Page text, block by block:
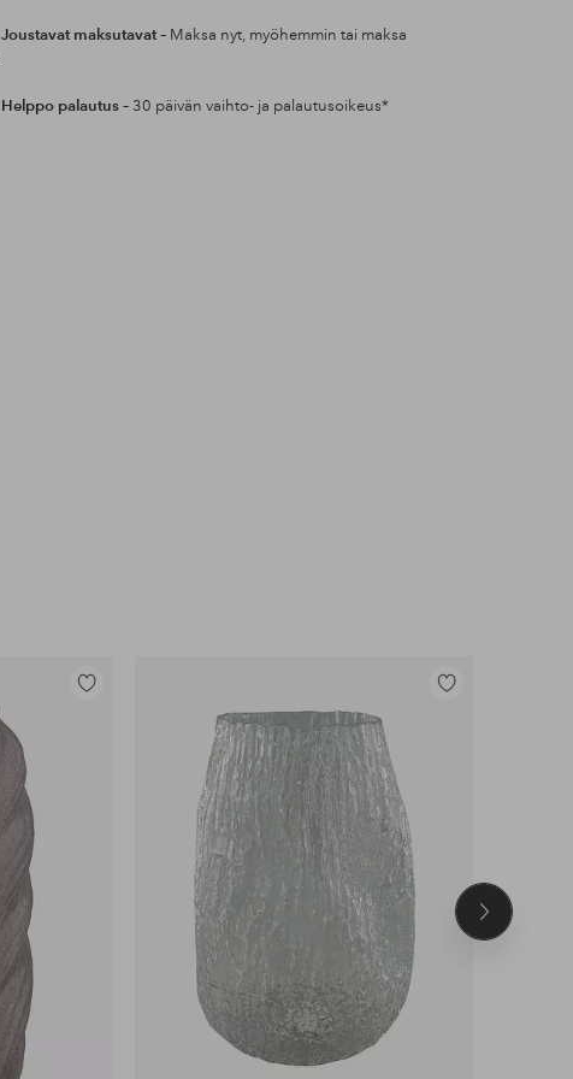
Joustavat maksutavat– Maksa nyt, myöhemmin tai maksa
Helppo palautus– 30 päivän vaihto- ja palautusoikeus*
Lisää
Lisää
Seuraava